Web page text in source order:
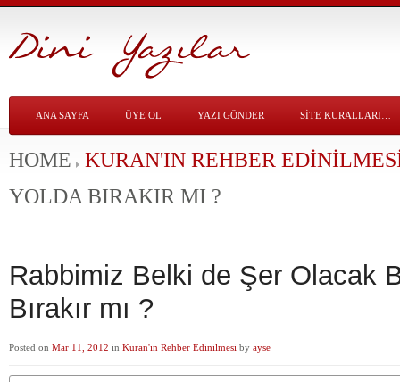
ANA SAYFA ÜYE OL YAZI GÖNDER SITE KURALLARI…
HOME KURAN'IN REHBER
YOLDA BIRAKIR MI ?
Rabbimiz Belki de Şer Olacak
Bırakır mı ?
Posted on Mar 11, 2012 in Kuran'ın Rehber Edinilmesi by ayse